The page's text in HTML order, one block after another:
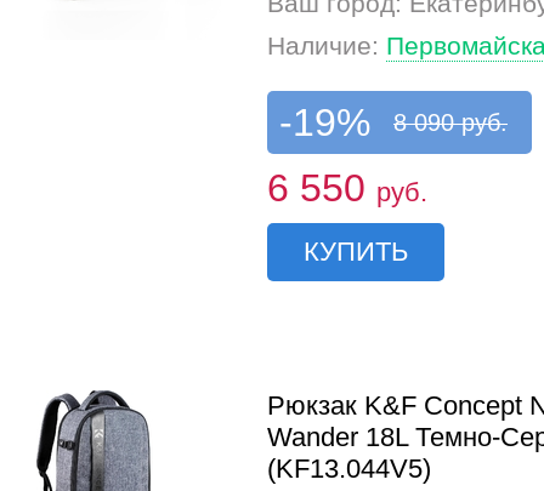
Наличие:
-19% 8 090 руб.
6 550 руб.
КУПИТЬ
Рюкзак K&F Concept
Wander 18L Темно-
(KF13.044V5)